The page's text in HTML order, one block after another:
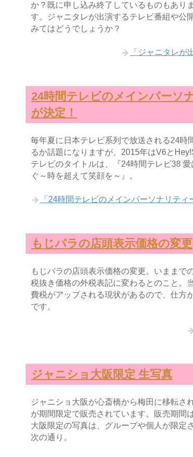
か？既に申し込み終了しているものもあり
す。ジャニタレが出演するテレビ番組や公
みてはどうでしょうか？
「ジャニタレ
24時間テレビのメインパーソ
が決定！
毎年夏に日本テレビ系列で放送される24時
るか話題になりますが、2015年はV6と
テレビのタイトルは、『24時間テレビ38
ぐ～時を超えて笑顔を～』。
「24時間テレビのメインパーソナリテ
もじパラの店頭表示価格の変更
もじパラの店頭表示価格の変更。いままで
税抜き価格の外税表記に変わるとのこと。
費税がアップされる現状があるので、仕方
です。
ジャニショ大阪限定 生写真
ジャニショ大阪が心斎橋から梅田に移転さ
が期間限定で販売されています。販売期間
大阪限定の写真は、グループや個人が限定
次の通り。